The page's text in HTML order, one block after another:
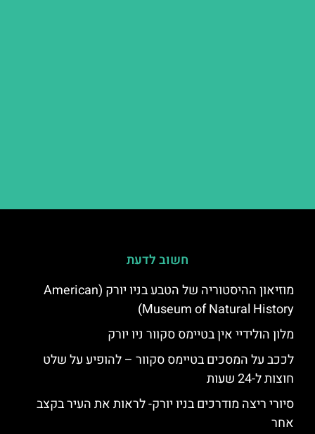
חשוב לדעת
מוזיאון ההיסטוריה של הטבע בניו יורק (American
Museum of Natural History)
מלון הולידיי אין בטיימס סקוור ניו יורק
לככב על המסכים בטיימס סקוור – להופיע על שלט
חוצות ל-24 שעות
סיורי ריצה מודרכים בניו יורק- לראות את העיר בקצב
אחר